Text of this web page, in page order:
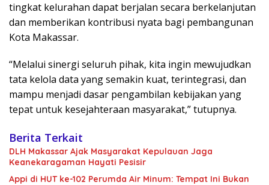
tingkat kelurahan dapat berjalan secara berkelanjutan
dan memberikan kontribusi nyata bagi pembangunan
Kota Makassar.
“Melalui sinergi seluruh pihak, kita ingin mewujudkan
tata kelola data yang semakin kuat, terintegrasi, dan
mampu menjadi dasar pengambilan kebijakan yang
tepat untuk kesejahteraan masyarakat,” tutupnya.
Berita Terkait
DLH Makassar Ajak Masyarakat Kepulauan Jaga
Keanekaragaman Hayati Pesisir
Appi di HUT ke-102 Perumda Air Minum: Tempat Ini Bukan